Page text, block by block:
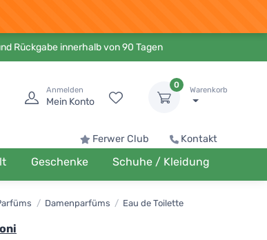
Rückgabe innerhalb von 90 Tagen
Anmelden
Mein Konto
0
Warenkorb
Ferwer Club Kontakt
Geschenke Schuhe / Kleidung
/ Damenparfüms / Eau de Toilette